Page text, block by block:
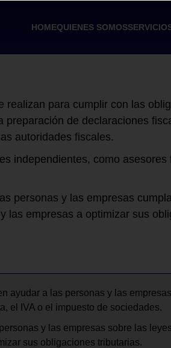
HOMEQUIENES SOMOS
realizan para cumplir con las
de declaraciones
autoridades fiscales.
independientes, como asesores
personas y las empresas
las empresas a optimizar sus
ayudar a las personas y las
el IVA o el impuesto de sociedades.
y las empresas sobre las
sus obligaciones tributarias.